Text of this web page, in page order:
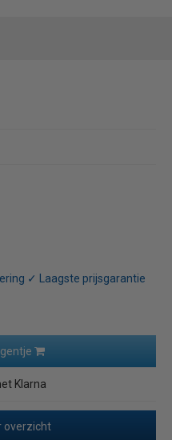
✓ Laagste prijsgarantie
Klarna
overzicht